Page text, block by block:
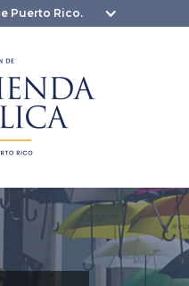
Puerto Rico.
seguros .pr.gov usan
HTTPS